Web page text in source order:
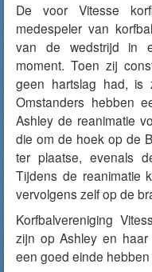
De voor Vitesse
medespeler van
van de wedstrijd in
moment. Toen zij
geen hartslag had, is
Omstanders hebben
Ashley de reanimatie
die om de hoek op de
ter plaatse, evenals
Tijdens de reanimatie
vervolgens zelf op de
Korfbalvereniging
zijn op Ashley en
een goed einde